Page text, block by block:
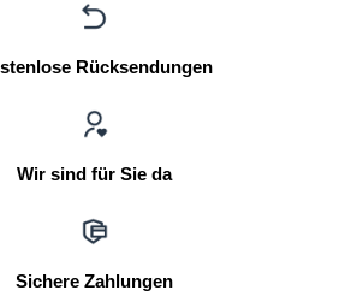
Rücksendungen
Wir sind für Sie da
Sichere Zahlungen